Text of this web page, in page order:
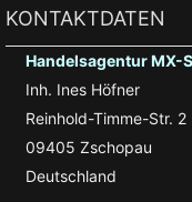
KONTAKTDATEN
Handelsagentur MX-
Inh. Ines Höfner
Reinhold-Timme-Str. 2
09405 Zschopau
Deutschland